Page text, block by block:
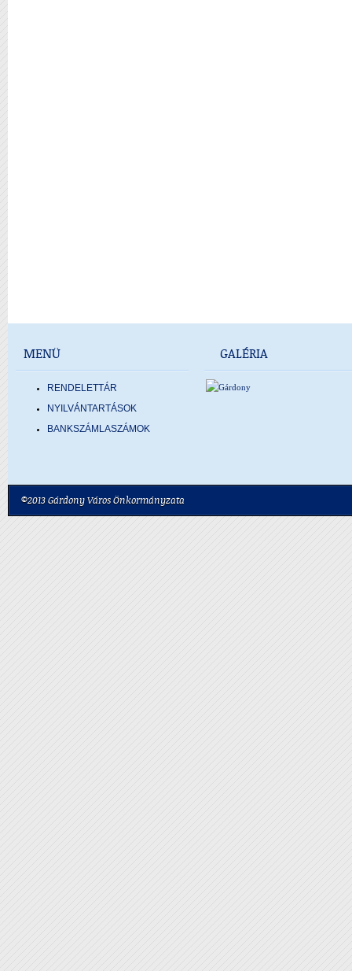
MENÜ
RENDELETTÁR
NYILVÁNTARTÁSOK
BANKSZÁMLASZÁMOK
GALÉRIA
©2013 Gárdony Város Önkormányzata